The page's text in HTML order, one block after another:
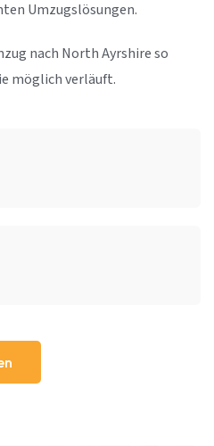
Umzugslösungen.
nach North Ayrshire so
möglich verläuft.